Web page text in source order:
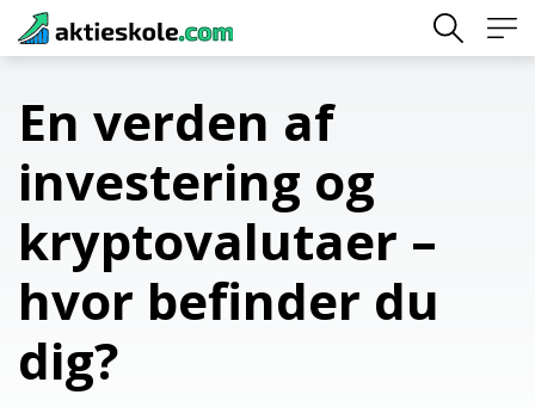
Skip
to
En verden af
investering og
kryptovalutaer –
hvor befinder du
dig?